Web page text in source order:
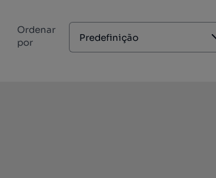
Ordenar
por
Predefinição